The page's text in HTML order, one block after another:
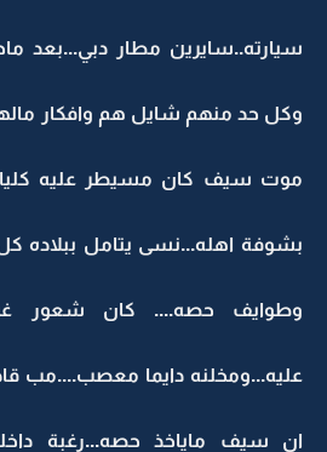
سيارته..سايرين مطار دبي...بعد
وكل حد منهم شايل هم وافكار مالها
موت سيف كان مسيطر عليه
بشوفة اهله...نسى يتامل ببلاده
وطوايف حصه.... كان شعور
عليه...ومخلنه دايما معصب....مب
ان سيف ماياخذ حصه...رغبة